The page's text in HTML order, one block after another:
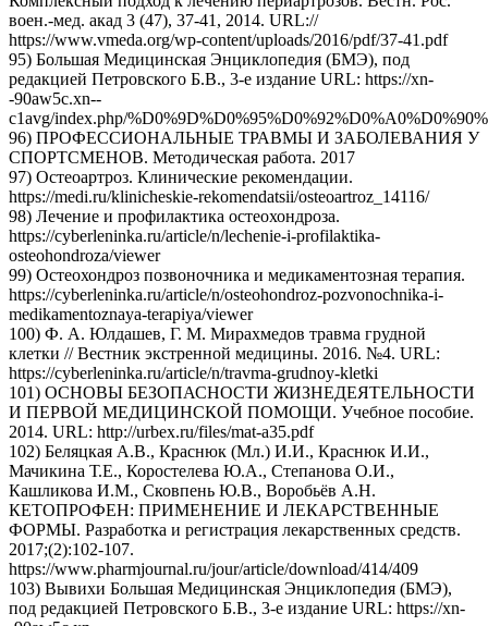
воен.-мед. акад 3 (47), 37-41, 2014. URL://
https://www.vmeda.org/wp-content/uploads/2016/pdf/37-41.pdf
95) Большая Медицинская Энциклопедия (БМЭ), под
редакцией Петровского Б.В., 3-е издание URL: https://xn-
-90aw5c.xn--
c1avg/index.php/
96) ПРОФЕССИОНАЛЬНЫЕ ТРАВМЫ И ЗАБОЛЕВАНИЯ У
СПОРТСМЕНОВ. Методическая работа. 2017
97) Остеоартроз. Клинические рекомендации.
https://medi.ru/klinicheskie-rekomendatsii/osteoartroz_14116/
98) Лечение и профилактика остеохондроза.
https://cyberleninka.ru/article/n/lechenie-i-profilaktika-
osteohondroza/viewer
99) Остеохондроз позвоночника и медикаментозная терапия.
https://cyberleninka.ru/article/n/osteohondroz-pozvonochnika-i-
medikamentoznaya-terapiya/viewer
100) Ф. А. Юлдашев, Г. М. Мирахмедов травма грудной
клетки // Вестник экстренной медицины. 2016. №4. URL:
https://cyberleninka.ru/article/n/travma-grudnoy-kletki
101) ОСНОВЫ БЕЗОПАСНОСТИ ЖИЗНЕДЕЯТЕЛЬНОСТИ
И ПЕРВОЙ МЕДИЦИНСКОЙ ПОМОЩИ. Учебное пособие.
2014. URL: http://urbex.ru/files/mat-a35.pdf
102) Беляцкая А.В., Краснюк (Мл.) И.И., Краснюк И.И.,
Мачикина Т.Е., Коростелева Ю.А., Степанова О.И.,
Кашликова И.М., Сковпень Ю.В., Воробьёв А.Н.
КЕТОПРОФЕН: ПРИМЕНЕНИЕ И ЛЕКАРСТВЕННЫЕ
ФОРМЫ. Разработка и регистрация лекарственных средств.
2017;(2):102-107.
https://www.pharmjournal.ru/jour/article/download/414/409
103) Вывихи Большая Медицинская Энциклопедия (БМЭ),
под редакцией Петровского Б.В., 3-е издание URL: https://xn-